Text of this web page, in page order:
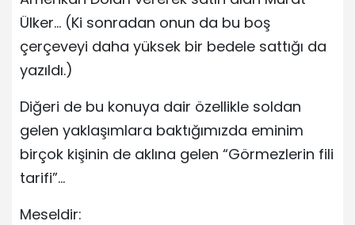
Ülker… (Ki sonradan onun da bu boş
çerçeveyi daha yüksek bir bedele sattığı da
yazıldı.)
Diğeri de bu konuya dair özellikle soldan
gelen yaklaşımlara baktığımızda eminim
birçok kişinin de aklına gelen “Görmezlerin fili
tarifi”…
Meseldir: